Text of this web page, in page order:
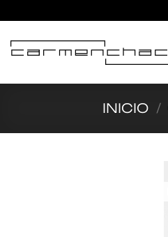
al
contenido
INICIO /